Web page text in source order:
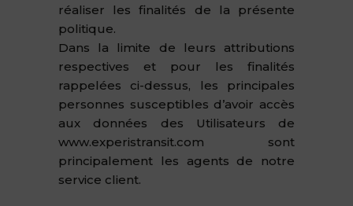
réaliser les finalités de la présente
politique.
Dans la limite de leurs attributions
respectives et pour les finalités
rappelées ci-dessus, les principales
personnes susceptibles d’avoir accès
aux données des Utilisateurs de
www.experistransit.com sont
principalement les agents de notre
service client.